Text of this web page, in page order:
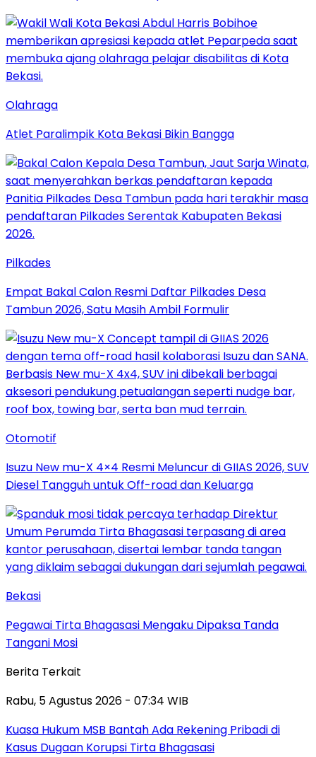
Olahraga
Atlet Paralimpik Kota Bekasi Bikin Bangga
Pilkades
Empat Bakal Calon Resmi Daftar Pilkades Desa
Tambun 2026, Satu Masih Ambil Formulir
Otomotif
Isuzu New mu-X 4×4 Resmi Meluncur di GIIAS 2026, SUV
Diesel Tangguh untuk Off-road dan Keluarga
Bekasi
Pegawai Tirta Bhagasasi Mengaku Dipaksa Tanda
Tangani Mosi
Berita Terkait
Rabu, 5 Agustus 2026 - 07:34 WIB
Kuasa Hukum MSB Bantah Ada Rekening Pribadi di
Kasus Dugaan Korupsi Tirta Bhagasasi